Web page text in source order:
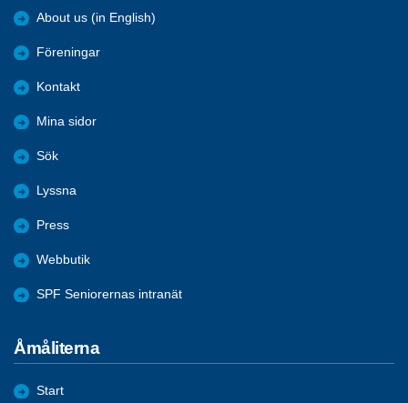
About us (in English)
Föreningar
Kontakt
Mina sidor
Sök
Lyssna
Press
Webbutik
SPF Seniorernas intranät
Åmåliterna
Start